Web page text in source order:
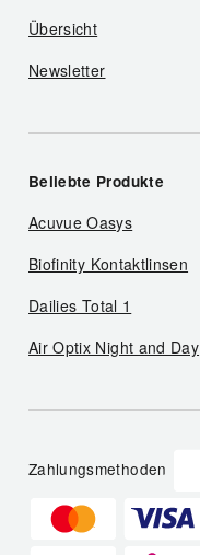
Übersicht
Newsletter
Beliebte Produkte
Acuvue Oasys
Biofinity Kontaktlinsen
Dailies Total 1
Air Optix Night and Day
Zahlungsmethoden